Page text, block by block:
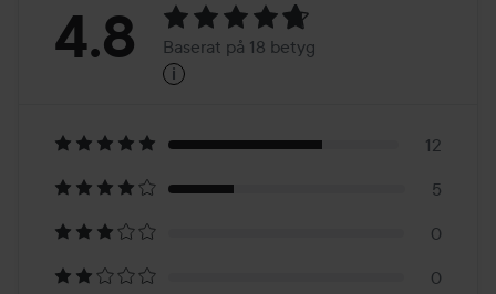
Betyg:
Baserat
på
18
4.8 Baserat på 18 betyg
i
12
5
0
0